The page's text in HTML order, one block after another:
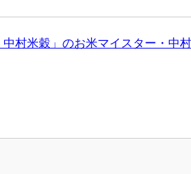
中村米穀」のお米マイスター・中村